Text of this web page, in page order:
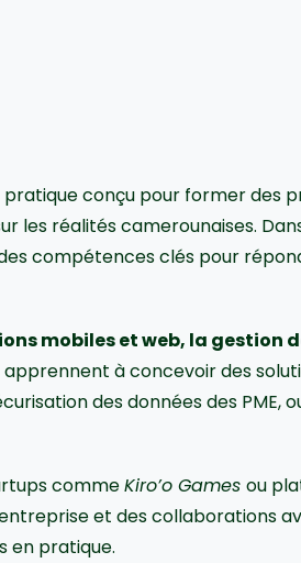
conçu pour former des
les réalités camerounaises.
compétences clés pour
mobiles et web, la gestion
apprennent à concevoir des
des données des PME,
commeKiro’o Games ou
et des collaborations
en pratique.